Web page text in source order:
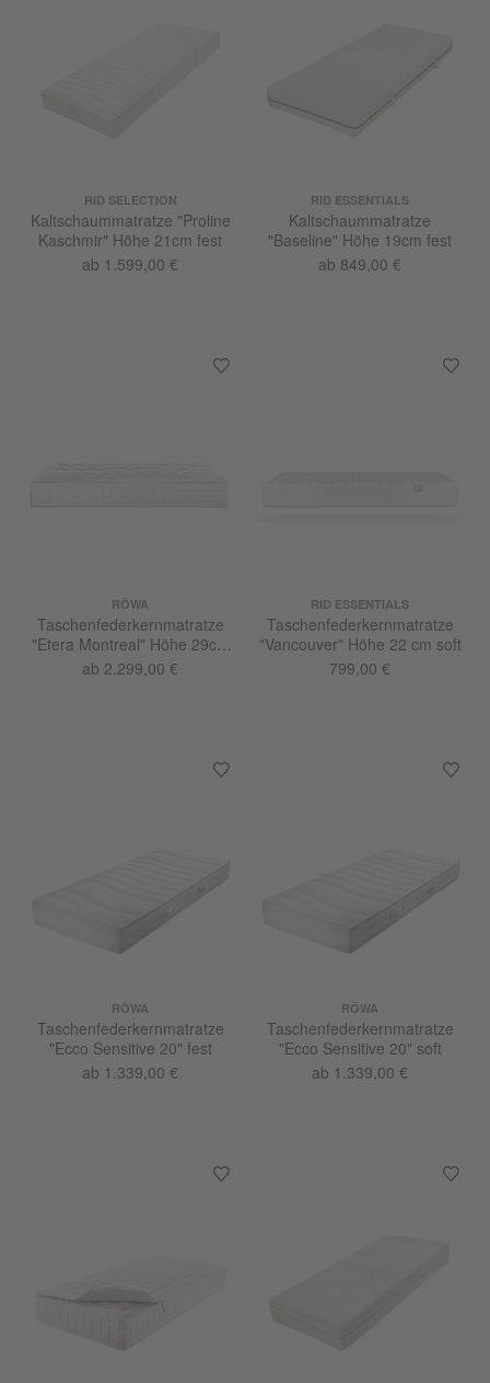
RID SELECTION
Kaltschaummatratze "Proline
Kaschmir" Höhe 21cm fest
ab 1.599,00 €
RID ESSENTIALS
Kaltschaummatratze
"Baseline" Höhe 19cm fest
ab 849,00 €
RÖWA
Taschenfederkernmatratze
"Etera Montreal" Höhe 29cm
soft
ab 2.299,00 €
RID ESSENTIALS
Taschenfederkernmatratze
"Vancouver" Höhe 22 cm soft
799,00 €
RÖWA
Taschenfederkernmatratze
"Ecco Sensitive 20" fest
ab 1.339,00 €
RÖWA
Taschenfederkernmatratze
"Ecco Sensitive 20" soft
ab 1.339,00 €